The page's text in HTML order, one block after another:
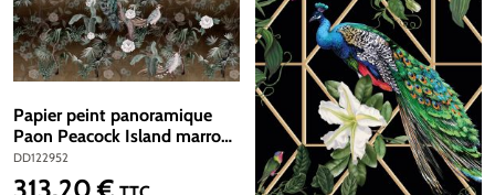
Papier peint panoramique
Paon Peacock Island marron
- Référence DD122952 -
Intissé 200g/m2 - 400 x
DD122952
Prix régulier :
313,20 €